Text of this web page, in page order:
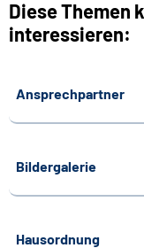
Diese Themen
interessieren:
Ansprechpartner
Bildergalerie
Hausordnung